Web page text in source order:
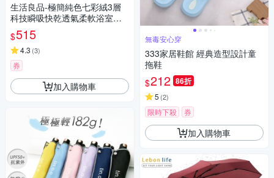
生活良品-極簡純色七彩絨3層
科技瞬吸快乾透氣柔軟浴室吸
水腳踏地墊1入(安全防滑可洗
衣機清洗)
$515
4.3 (3)
券
加入購物車
無毒安心穿
333家居鞋館 經典造型設計童
拖鞋
$212 86折
5 (2)
限時下殺 券
加入購物車